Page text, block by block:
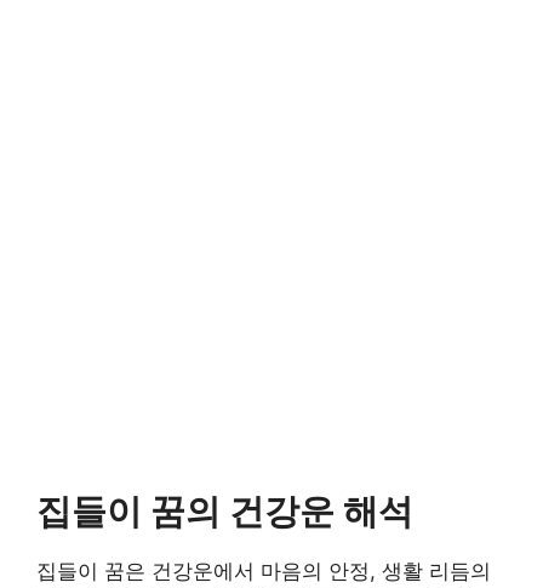
집들이 꿈의 건강운 해석
집들이 꿈은 건강운에서 마음의 안정, 생활 리듬의